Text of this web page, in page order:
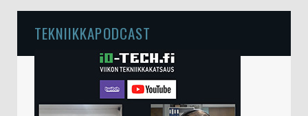
TEKNIIKKAPODCAST